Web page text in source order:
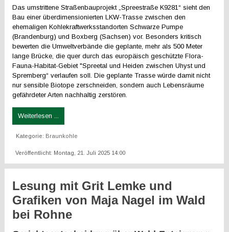
Das umstrittene Straßenbauprojekt „Spreestraße K9281“ sieht den
Bau einer überdimensionierten LKW-Trasse zwischen den
ehemaligen Kohlekraftwerksstandorten Schwarze Pumpe
(Brandenburg) und Boxberg (Sachsen) vor. Besonders kritisch
bewerten die Umweltverbände die geplante, mehr als 500 Meter
lange Brücke, die quer durch das europäisch geschützte Flora-
Fauna-Habitat-Gebiet "Spreetal und Heiden zwischen Uhyst und
Spremberg“ verlaufen soll. Die geplante Trasse würde damit nicht
nur sensible Biotope zerschneiden, sondern auch Lebensräume
gefährdeter Arten nachhaltig zerstören.
Weiterlesen ...
Kategorie: Braunkohle
Veröffentlicht: Montag, 21. Juli 2025 14:00
Lesung mit Grit Lemke und
Grafiken von Maja Nagel im Wald
bei Rohne